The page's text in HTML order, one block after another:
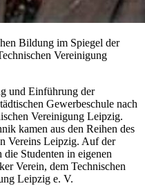
Bildung im Spiegel der
Vereinigung
und Einführung der
Gewerbeschule nach
Vereinigung Leipzig.
kamen aus den Reihen des
Vereins Leipzig. Auf der
die Studenten in eigenen
Verein, dem Technischen
Leipzig e. V.